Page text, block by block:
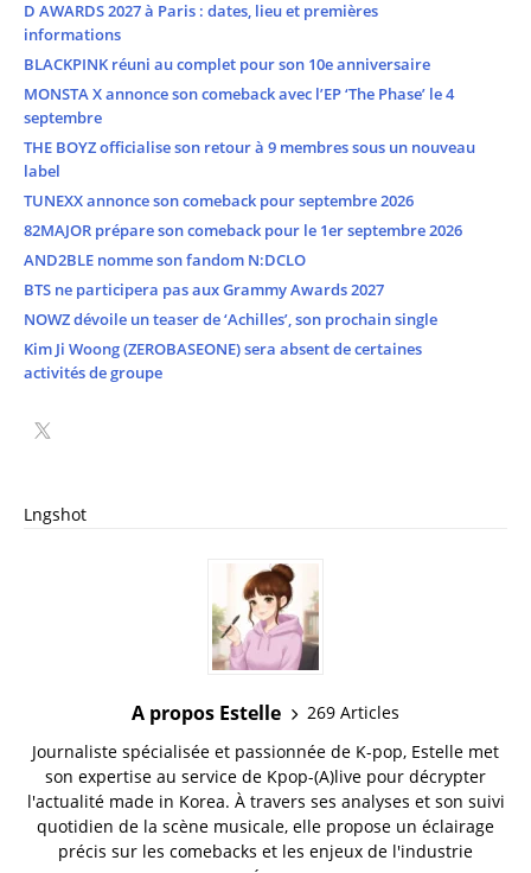
D AWARDS 2027 à Paris : dates, lieu et premières
informations
BLACKPINK réuni au complet pour son 10e anniversaire
MONSTA X annonce son comeback avec l’EP ‘The Phase’ le 4
septembre
THE BOYZ officialise son retour à 9 membres sous un nouveau
label
TUNEXX annonce son comeback pour septembre 2026
82MAJOR prépare son comeback pour le 1er septembre 2026
AND2BLE nomme son fandom N:DCLO
BTS ne participera pas aux Grammy Awards 2027
NOWZ dévoile un teaser de ‘Achilles’, son prochain single
Kim Ji Woong (ZEROBASEONE) sera absent de certaines
activités de groupe
Lngshot
A propos Estelle
269 Articles
Journaliste spécialisée et passionnée de K-pop, Estelle met
son expertise au service de Kpop-(A)live pour décrypter
l'actualité made in Korea. À travers ses analyses et son suivi
quotidien de la scène musicale, elle propose un éclairage
précis sur les comebacks et les enjeux de l'industrie